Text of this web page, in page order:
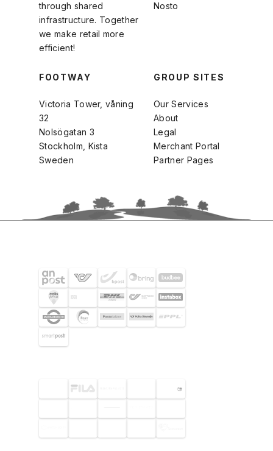
through shared
infrastructure. Together
we make retail more
efficient!
Nosto
FOOTWAY
Victoria Tower, våning
32
Nolsögatan 3
Stockholm, Kista
Sweden
GROUP SITES
Our Services
About
Legal
Merchant Portal
Partner Pages